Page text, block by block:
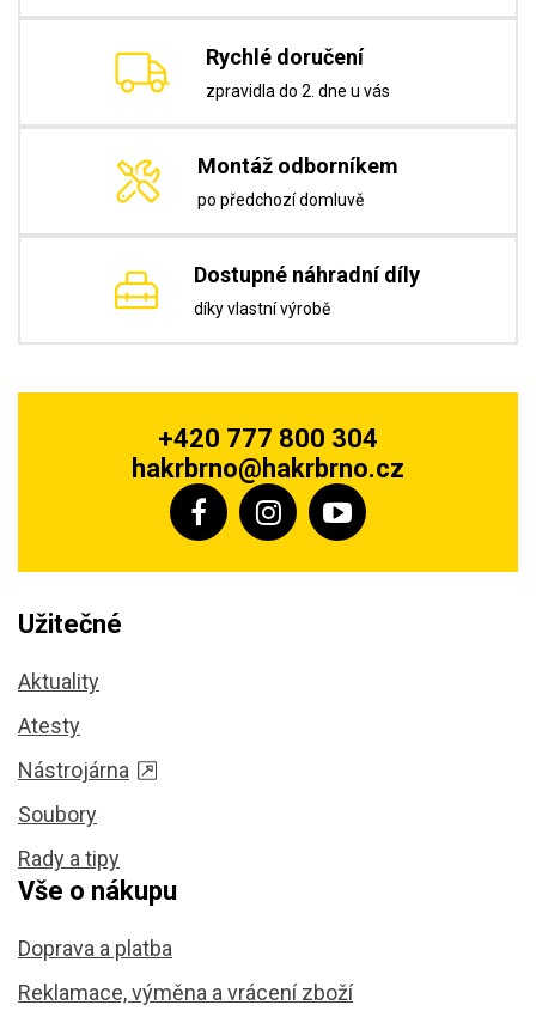
Rychlé doručení
zpravidla do 2. dne u vás
Montáž odborníkem
po předchozí domluvě
Dostupné náhradní díly
díky vlastní výrobě
+420 777 800 304
hakrbrno@hakrbrno.cz
Užitečné
Aktuality
Atesty
Nástrojárna
Soubory
Rady a tipy
Vše o nákupu
Doprava a platba
Reklamace, výměna a vrácení zboží